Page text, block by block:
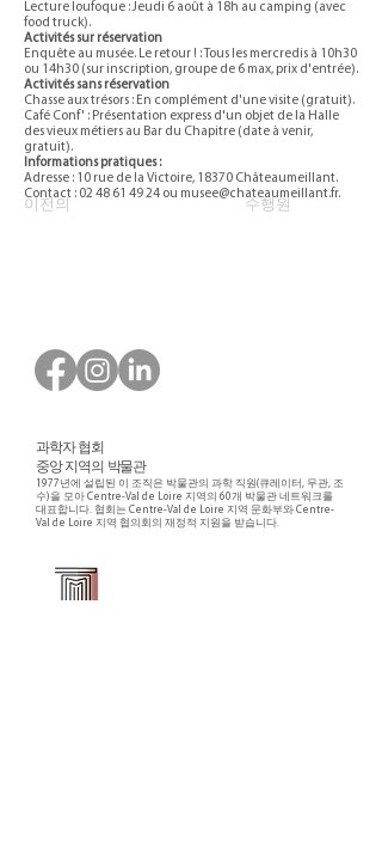
Lecture loufoque : Jeudi 6 août à 18h au camping (avec
food truck).
Activités sur réservation
Enquête au musée. Le retour ! : Tous les mercredis à 10h30
ou 14h30 (sur inscription, groupe de 6 max, prix d'entrée).
Activités sans réservation
Chasse aux trésors : En complément d'une visite (gratuit).
Café Conf' : Présentation express d'un objet de la Halle
des vieux métiers au Bar du Chapitre (date à venir,
gratuit).
Informations pratiques :
Adresse : 10 rue de la Victoire, 18370 Châteaumeillant.
Contact : 02 48 61 49 24 ou musee@chateaumeillant.fr.
이전의 수행원
과학자 협회
중앙 지역의 박물관
1977년에 설립된 이 조직은 박물관의 과학 직원(큐레이터, 무관, 조
수)을 모아 Centre-Val de Loire 지역의 60개 박물관 네트워크를
대표합니다. 협회는 Centre-Val de Loire 지역 문화부와 Centre-
Val de Loire 지역 협의회의 재정적 지원을 받습니다.